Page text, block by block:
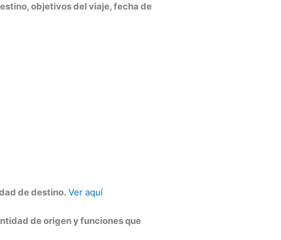
objetivos del viaje, fecha de
de destino. Ver aquí
de origen y funciones que